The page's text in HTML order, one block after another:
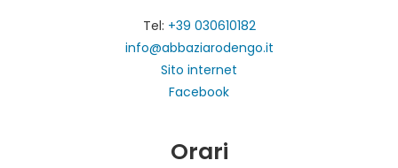
informativi accompagnano il visitatore alla
scoperta dell’Abbazia tra altari, affreschi, chiostri e
030610182 – visite@abbazierodengo.it
Tel: +39 030610182
info@abbaziarodengo.it
Sito internet
Facebook
Orari